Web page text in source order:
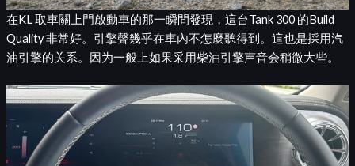
在KL 取車關上門啟動車的那一瞬間發現，這台Tank 300 的Build
Quality 非常好。引擎聲幾乎在車內不怎麼聽得到。這也是採用汽
油引擎的关系。因为一般上如果采用柴油引擎声音会稍微大些。